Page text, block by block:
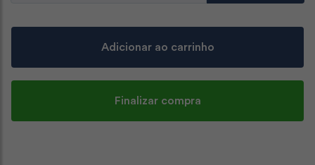
Adicionar ao carrinho
Finalizar compra